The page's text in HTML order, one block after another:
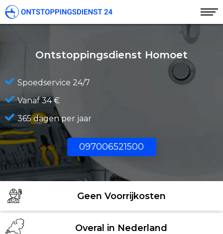
Ontstoppingsdienst Homoet
Spoedservice 24/7
Vanaf 34 €
365 dagen per jaar
097006521500
Geen Voorrijkosten
Overal in Nederland